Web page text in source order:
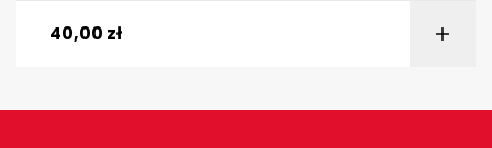
40,00 zł